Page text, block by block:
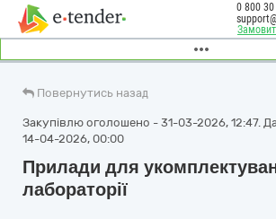
0 800
Повернутись назад
Закупівлю оголошено - 31-03-2026, 12:47.
14-04-2026, 00:00
Прилади для
лабораторії